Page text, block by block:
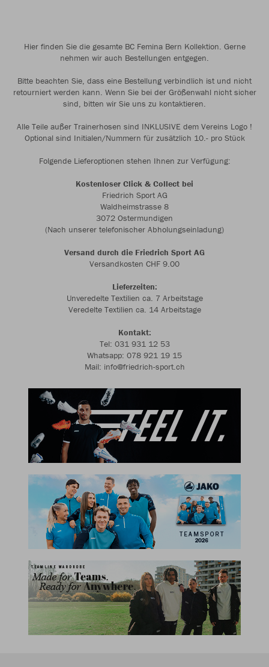
Hier finden Sie die gesamte BC Femina Bern Kollektion. Gerne
nehmen wir auch Bestellungen entgegen.
Bitte beachten Sie, dass eine Bestellung verbindlich ist und nicht
retourniert werden kann. Wenn Sie bei der Größenwahl nicht sicher
sind, bitten wir Sie uns zu kontaktieren.
Alle Teile außer Trainerhosen sind INKLUSIVE dem Vereins Logo !
Optional sind Initialen/Nummern für zusätzlich 10.- pro Stück
Folgende Lieferoptionen stehen Ihnen zur Verfügung:
Kostenloser Click & Collect bei
Friedrich Sport AG
Waldheimstrasse 8
3072 Ostermundigen
(Nach unserer telefonischer Abholungseinladung)
Versand durch die Friedrich Sport AG
Versandkosten CHF 9.00
Lieferzeiten:
Unveredelte Textilien ca. 7 Arbeitstage
Veredelte Textilien ca. 14 Arbeitstage
Kontakt:
Tel: 031 931 12 53
Whatsapp: 078 921 19 15
Mail: info@friedrich-sport.ch